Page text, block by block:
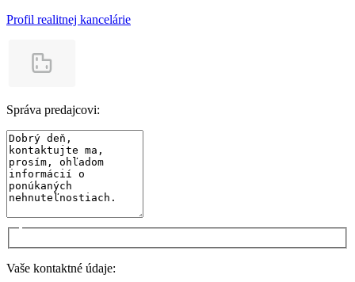
Profil realitnej kancelárie
Správa predajcovi:
Vaše kontaktné údaje: